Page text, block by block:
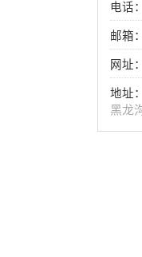
电话
邮箱
网址
地址：
黑龙